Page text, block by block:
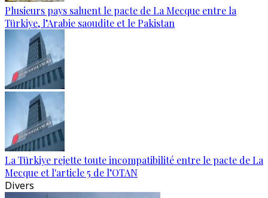
Plusieurs pays saluent le pacte de La Mecque entre la
Türkiye, l’Arabie saoudite et le Pakistan
La Türkiye rejette toute incompatibilité entre le pacte de La
Mecque et l'article 5 de l’OTAN
Divers